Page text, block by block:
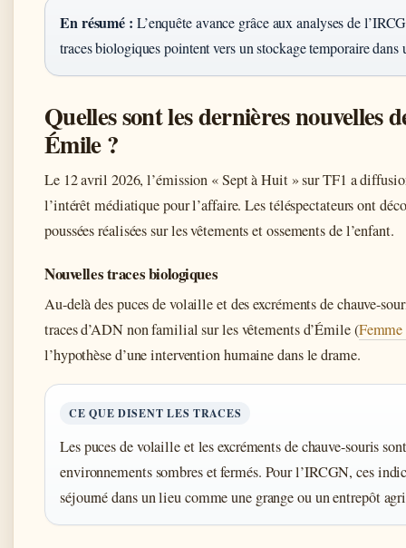
En résumé : L’enquête avance grâce aux analyses de
traces biologiques pointent vers un stockage temporaire
Quelles sont les dernières nouvelles
Émile ?
Le 12 avril 2026, l’émission « Sept à Huit » sur TF1 a
l’intérêt médiatique pour l’affaire. Les téléspectateurs ont
poussées réalisées sur les vêtements et ossements de l’enfant.
Nouvelles traces biologiques
Au-delà des puces de volaille et des excréments de chauve-
traces d’ADN non familial sur les vêtements d’Émile (
l’hypothèse d’une intervention humaine dans le drame.
CE QUE DISENT LES TRACES
Les puces de volaille et les excréments de chauve-souris
environnements sombres et fermés. Pour l’IRCGN, ces
séjourné dans un lieu comme une grange ou un entrepôt